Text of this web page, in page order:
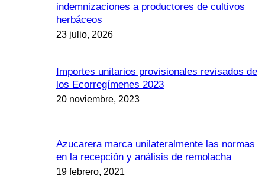
indemnizaciones a productores de cultivos
herbáceos
23 julio, 2026
Importes unitarios provisionales revisados de
los Ecorregímenes 2023
20 noviembre, 2023
Azucarera marca unilateralmente las normas
en la recepción y análisis de remolacha
19 febrero, 2021